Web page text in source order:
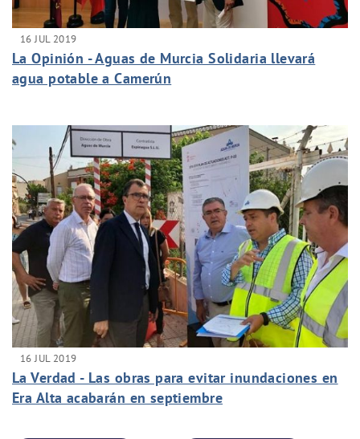
16 JUL 2019
La Opinión - Aguas de Murcia Solidaria llevará
agua potable a Camerún
16 JUL 2019
La Verdad - Las obras para evitar inundaciones en
Era Alta acabarán en septiembre